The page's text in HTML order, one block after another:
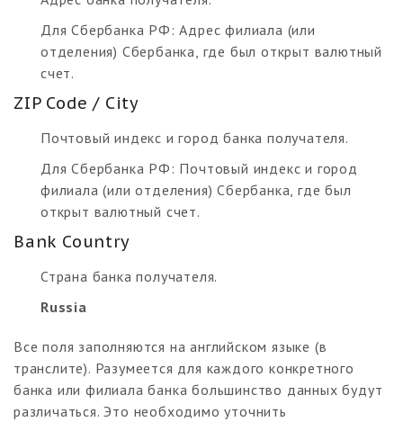
Для Сбербанка РФ: Адрес филиала (или
отделения) Сбербанка, где был открыт валютный
счет.
ZIP Code / City
Почтовый индекс и город банка получателя.
Для Сбербанка РФ: Почтовый индекс и город
филиала (или отделения) Сбербанка, где был
открыт валютный счет.
Bank Country
Страна банка получателя.
Russia
Все поля заполняются на английском языке (в
транслите). Разумеется для каждого конкретного
банка или филиала банка большинство данных будут
различаться. Это необходимо уточнить